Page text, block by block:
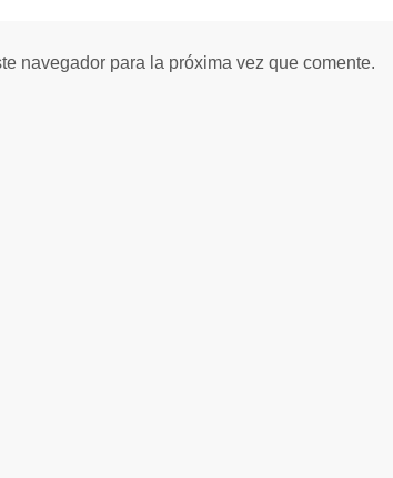
navegador para la próxima vez que comente.